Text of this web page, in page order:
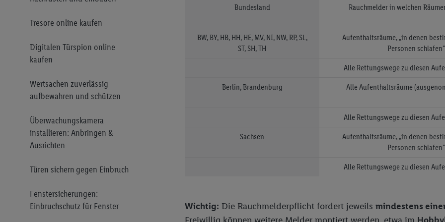
Tresore online kaufen
Digitalen Türspion online
kaufen
Wertsachen zuverlässig
aufbewahren und schützen
Überwachungskamera
installieren: Anbringen &
Ausrichten
Türen sichern gegen Einbruch
Fenstersicherungen:
Einbruchschutz für Fenster
Bundesland Rauchmelder in welchen
BW, BY, HB, HH, HE, MV, NI, NW, RP, SL,
ST, SH, TH
Aufenthaltsräume, „in denen
Personen schlafen"
Alle Rettungswege zu diesen
Berlin, Brandenburg Alle Aufenthaltsräume
Alle Rettungswege zu diesen
Sachsen
Aufenthaltsräume, „in denen
Personen schlafen"
Alle Rettungswege zu diesen
Wichtig: Die Rauchmelderpflicht fordert jeweils mindestens